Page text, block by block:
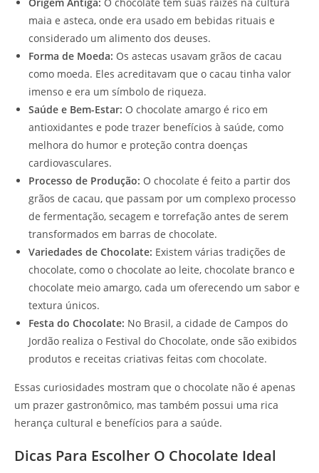
maia e asteca, onde era usado em bebidas rituais e
considerado um alimento dos deuses.
Forma de Moeda: Os astecas usavam grãos de cacau
como moeda. Eles acreditavam que o cacau tinha valor
imenso e era um símbolo de riqueza.
Saúde e Bem-Estar: O chocolate amargo é rico em
antioxidantes e pode trazer benefícios à saúde, como
melhora do humor e proteção contra doenças
cardiovasculares.
Processo de Produção: O chocolate é feito a partir dos
grãos de cacau, que passam por um complexo processo
de fermentação, secagem e torrefação antes de serem
transformados em barras de chocolate.
Variedades de Chocolate: Existem várias tradições de
chocolate, como o chocolate ao leite, chocolate branco e
chocolate meio amargo, cada um oferecendo um sabor e
textura únicos.
Festa do Chocolate: No Brasil, a cidade de Campos do
Jordão realiza o Festival do Chocolate, onde são exibidos
produtos e receitas criativas feitas com chocolate.
Essas curiosidades mostram que o chocolate não é apenas
um prazer gastronômico, mas também possui uma rica
herança cultural e benefícios para a saúde.
Dicas Para Escolher O Chocolate Ideal